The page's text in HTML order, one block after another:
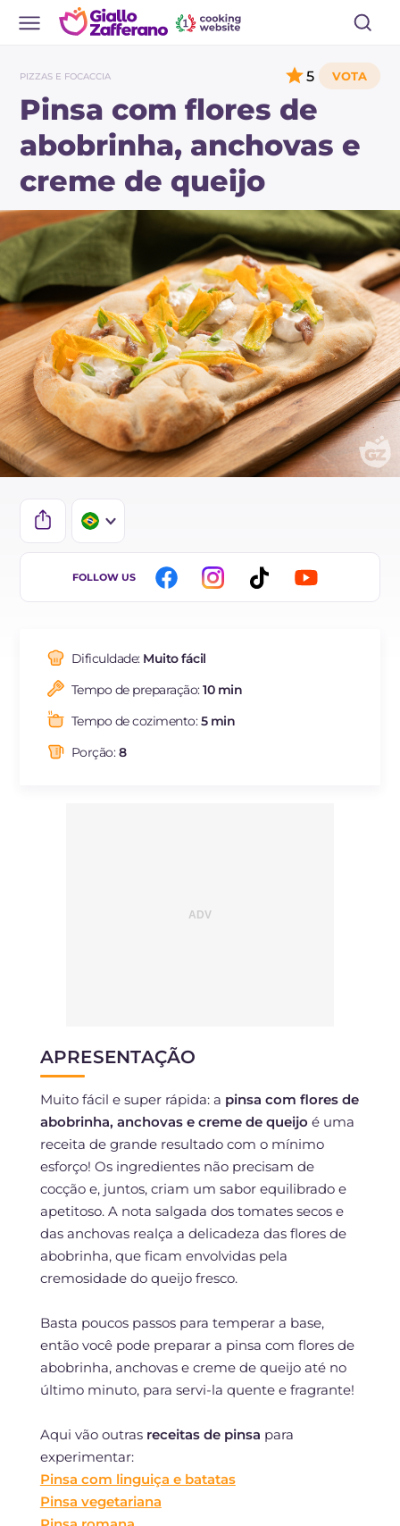
PIZZAS E FOCACCIA
Pinsa com flores de
abobrinha, anchovas e
creme de queijo
5
IT
ES
FR
NL
FOLLOW US
Dificuldade: Muito fácil
Tempo de preparação:10 min
Tempo de cozimento:5 min
Porção:8
APRESENTAÇÃO
Muito fácil e super rápida: a pinsa com flores de
abobrinha, anchovas e creme de queijo é uma
receita de grande resultado com o mínimo
esforço! Os ingredientes não precisam de
cocção e, juntos, criam um sabor equilibrado e
apetitoso. A nota salgada dos tomates secos e
das anchovas realça a delicadeza das flores de
abobrinha, que ficam envolvidas pela
cremosidade do queijo fresco.
Basta poucos passos para temperar a base,
então você pode preparar a pinsa com flores de
abobrinha, anchovas e creme de queijo até no
último minuto, para servi-la quente e fragrante!
Aqui vão outras receitas de pinsa para
experimentar:
Pinsa com linguiça e batatas
Pinsa vegetariana